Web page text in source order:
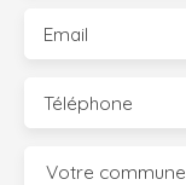
Email
Téléphone
Votre commune